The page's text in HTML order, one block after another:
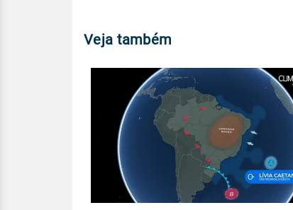
Veja também